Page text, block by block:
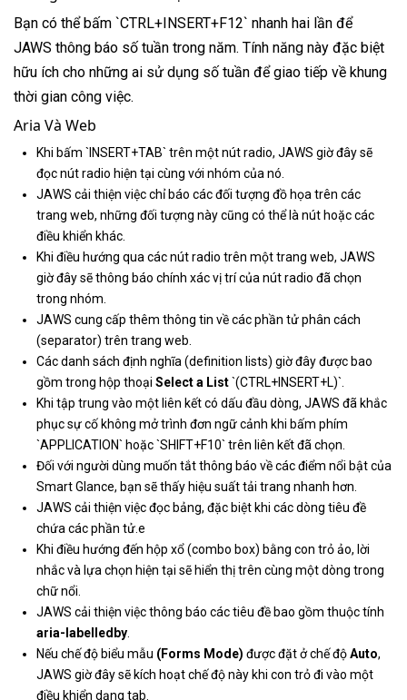
Bạn có thể bấm `CTRL+INSERT+F12` nhanh hai lần để
JAWS thông báo số tuần trong năm. Tính năng này đặc biệt
hữu ích cho những ai sử dụng số tuần để giao tiếp về khung
thời gian công việc.
Aria Và Web
Khi bấm `INSERT+TAB` trên một nút radio, JAWS giờ đây sẽ
đọc nút radio hiện tại cùng với nhóm của nó.
JAWS cải thiện việc chỉ báo các đối tượng đồ họa trên các
trang web, những đối tượng này cũng có thể là nút hoặc các
điều khiển khác.
Khi điều hướng qua các nút radio trên một trang web, JAWS
giờ đây sẽ thông báo chính xác vị trí của nút radio đã chọn
trong nhóm.
JAWS cung cấp thêm thông tin về các phần tử phân cách
(separator) trên trang web.
Các danh sách định nghĩa (definition lists) giờ đây được bao
gồm trong hộp thoại Select a List`(CTRL+INSERT+L)`.
Khi tập trung vào một liên kết có dấu đầu dòng, JAWS đã khắc
phục sự cố không mở trình đơn ngữ cảnh khi bấm phím
`APPLICATION` hoặc `SHIFT+F10` trên liên kết đã chọn.
Đối với người dùng muốn tắt thông báo về các điểm nổi bật của
Smart Glance, bạn sẽ thấy hiệu suất tải trang nhanh hơn.
JAWS cải thiện việc đọc bảng, đặc biệt khi các dòng tiêu đề
chứa các phần tử.e
Khi điều hướng đến hộp xổ (combo box) bằng con trỏ ảo, lời
nhắc và lựa chọn hiện tại sẽ hiển thị trên cùng một dòng trong
chữ nổi.
JAWS cải thiện việc thông báo các tiêu đề bao gồm thuộc tính
aria-labelledby
Nếu chế độ biểu mẫu (Forms Mode) được đặt ở chế độAuto,
JAWS giờ đây sẽ kích hoạt chế độ này khi con trỏ đi vào một
điều khiển dạng tab.